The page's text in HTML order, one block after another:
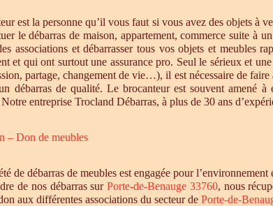
est la personne qu’il vous faut si vous avez des objets à
le débarras de maison, appartement, commerce suite à
associations et débarrasser tous vos objets et meubles
et qui ont surtout une assurance pro. Seul le sérieux et
partage, changement de vie…), il est nécessaire de
débarras de qualité. Le brocanteur est souvent amené
entreprise Trocland Débarras, à plus de 30 ans
– Don de meubles
de débarras de meubles est engagée pour l’environnement
de nos débarras surPorte-de-Benauge 33760, nous
aux différentes associations du secteur de Porte-de-